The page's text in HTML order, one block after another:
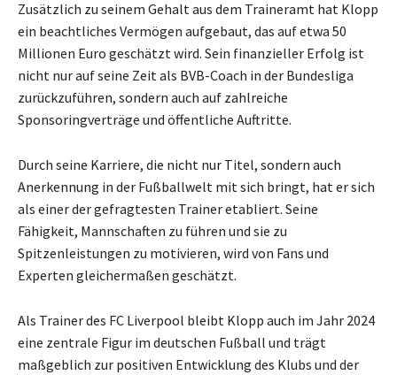
Zusätzlich zu seinem Gehalt aus dem Traineramt hat Klopp
ein beachtliches Vermögen aufgebaut, das auf etwa 50
Millionen Euro geschätzt wird. Sein finanzieller Erfolg ist
nicht nur auf seine Zeit als BVB-Coach in der Bundesliga
zurückzuführen, sondern auch auf zahlreiche
Sponsoringverträge und öffentliche Auftritte.
Durch seine Karriere, die nicht nur Titel, sondern auch
Anerkennung in der Fußballwelt mit sich bringt, hat er sich
als einer der gefragtesten Trainer etabliert. Seine
Fähigkeit, Mannschaften zu führen und sie zu
Spitzenleistungen zu motivieren, wird von Fans und
Experten gleichermaßen geschätzt.
Als Trainer des FC Liverpool bleibt Klopp auch im Jahr 2024
eine zentrale Figur im deutschen Fußball und trägt
maßgeblich zur positiven Entwicklung des Klubs und der